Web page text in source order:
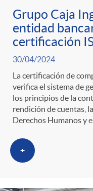
o
C
a
t
e
d
o
s
Grupo Caja
entidad
certificación
30/04/2024
La certificación de
verifica el sistema de
los principios de la
rendición de cuentas,
Derechos Humanos y
+